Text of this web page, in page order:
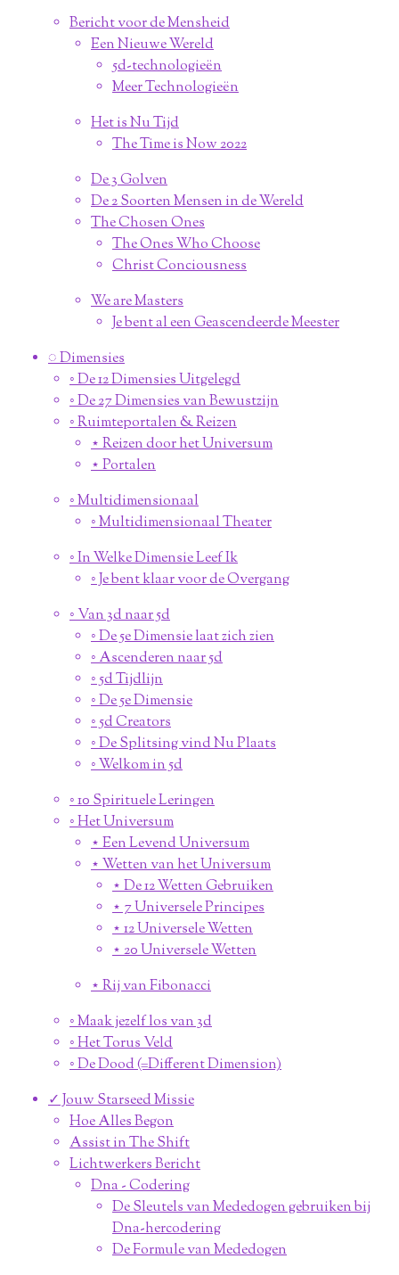
Bericht voor de Mensheid
Een Nieuwe Wereld
5d-technologieën
Meer Technologieën
Het is Nu Tijd
The Time is Now 2022
De 3 Golven
De 2 Soorten Mensen in de Wereld
The Chosen Ones
The Ones Who Choose
Christ Conciousness
We are Masters
Je bent al een Geascendeerde Meester
◌ Dimensies
◦ De 12 Dimensies Uitgelegd
◦ De 27 Dimensies van Bewustzijn
◦ Ruimteportalen & Reizen
⋆ Reizen door het Universum
⋆ Portalen
◦ Multidimensionaal
◦ Multidimensionaal Theater
◦ In Welke Dimensie Leef Ik
◦ Je bent klaar voor de Overgang
◦ Van 3d naar 5d
◦ De 5e Dimensie laat zich zien
◦ Ascenderen naar 5d
◦ 5d Tijdlijn
◦ De 5e Dimensie
◦ 5d Creators
◦ De Splitsing vind Nu Plaats
◦ Welkom in 5d
◦ 10 Spirituele Leringen
◦ Het Universum
⋆ Een Levend Universum
⋆ Wetten van het Universum
⋆ De 12 Wetten Gebruiken
⋆ 7 Universele Principes
⋆ 12 Universele Wetten
⋆ 20 Universele Wetten
⋆ Rij van Fibonacci
◦ Maak jezelf los van 3d
◦ Het Torus Veld
◦ De Dood (=Different Dimension)
✓ Jouw Starseed Missie
Hoe Alles Begon
Assist in The Shift
Lichtwerkers Bericht
Dna - Codering
De Sleutels van Mededogen gebruiken bij
Dna-hercodering
De Formule van Mededogen